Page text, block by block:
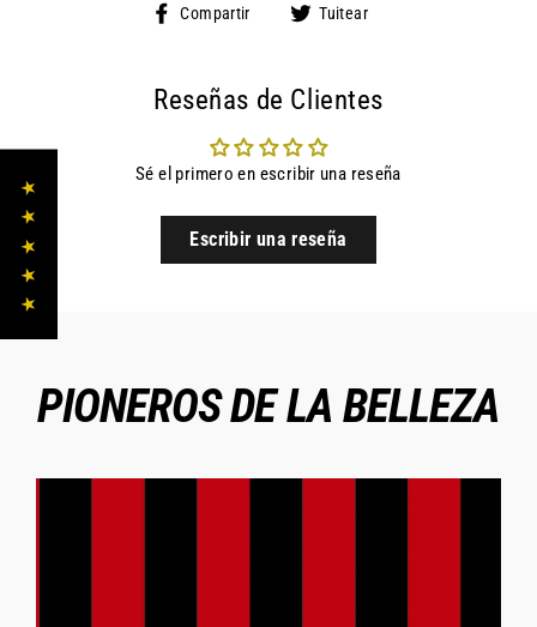
Compartir
CompartirTuitear
Reseñas de Clientes
Sé el primero en escribir una reseña
Escribir una reseña
PIONEROS DE LA BELLEZA
★ ★ ★ ★ ★